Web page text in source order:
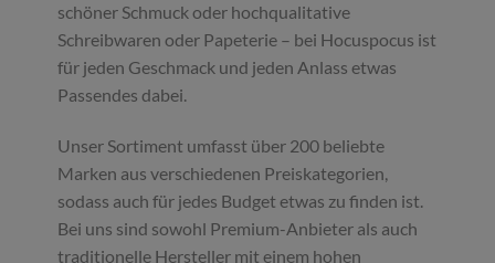
schöner Schmuck oder hochqualitative
Schreibwaren oder Papeterie – bei Hocuspocus ist
für jeden Geschmack und jeden Anlass etwas
Passendes dabei.
Unser Sortiment umfasst über 200 beliebte
Marken aus verschiedenen Preiskategorien,
sodass auch für jedes Budget etwas zu finden ist.
Bei uns sind sowohl Premium-Anbieter als auch
traditionelle Hersteller mit einem hohen